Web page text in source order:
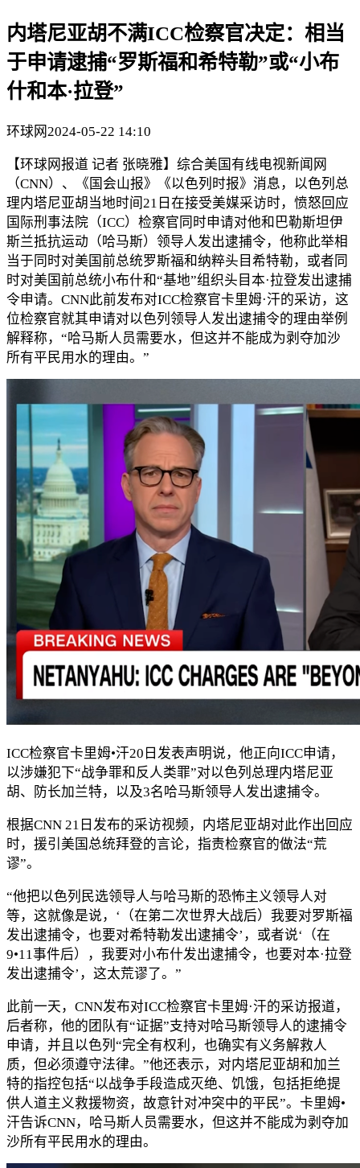
内塔尼亚胡不满ICC检察官决定：相当
于申请逮捕“罗斯福和希特勒”或“小布
什和本·拉登”
环球网2024-05-22 14:10
【环球网报道 记者 张晓雅】综合美国有线电视新闻网
（CNN）、《国会山报》《以色列时报》消息，以色列总
理内塔尼亚胡当地时间21日在接受美媒采访时，愤怒回应
国际刑事法院（ICC）检察官同时申请对他和巴勒斯坦伊
斯兰抵抗运动（哈马斯）领导人发出逮捕令，他称此举相
当于同时对美国前总统罗斯福和纳粹头目希特勒，或者同
时对美国前总统小布什和“基地”组织头目本·拉登发出逮捕
令申请。CNN此前发布对ICC检察官卡里姆·汗的采访，这
位检察官就其申请对以色列领导人发出逮捕令的理由举例
解释称，“哈马斯人员需要水，但这并不能成为剥夺加沙
所有平民用水的理由。”
ICC检察官卡里姆•汗20日发表声明说，他正向ICC申请，
以涉嫌犯下“战争罪和反人类罪”对以色列总理内塔尼亚
胡、防长加兰特，以及3名哈马斯领导人发出逮捕令。
根据CNN 21日发布的采访视频，内塔尼亚胡对此作出回应
时，援引美国总统拜登的言论，指责检察官的做法“荒
谬”。
“他把以色列民选领导人与哈马斯的恐怖主义领导人对
等，这就像是说，‘（在第二次世界大战后）我要对罗斯福
发出逮捕令，也要对希特勒发出逮捕令’，或者说‘（在
9•11事件后），我要对小布什发出逮捕令，也要对本·拉登
发出逮捕令’，这太荒谬了。”
此前一天，CNN发布对ICC检察官卡里姆·汗的采访报道，
后者称，他的团队有“证据”支持对哈马斯领导人的逮捕令
申请，并且以色列“完全有权利，也确实有义务解救人
质，但必须遵守法律。”他还表示，对内塔尼亚胡和加兰
特的指控包括“以战争手段造成灭绝、饥饿，包括拒绝提
供人道主义救援物资，故意针对冲突中的平民”。卡里姆•
汗告诉CNN，哈马斯人员需要水，但这并不能成为剥夺加
沙所有平民用水的理由。